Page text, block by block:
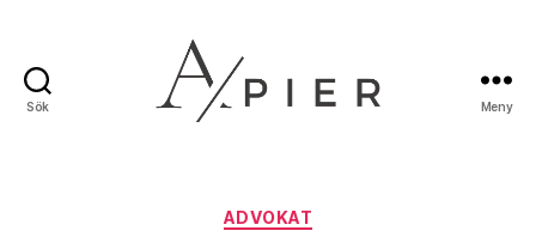
Sök Meny
Kategorier
ADVOKAT